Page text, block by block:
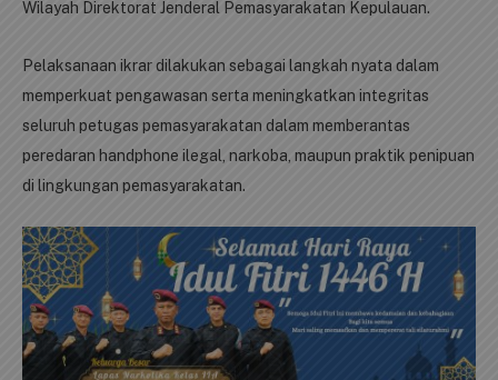
Wilayah Direktorat Jenderal Pemasyarakatan Kepulauan.
Pelaksanaan ikrar dilakukan sebagai langkah nyata dalam
memperkuat pengawasan serta meningkatkan integritas
seluruh petugas pemasyarakatan dalam memberantas
peredaran handphone ilegal, narkoba, maupun praktik penipuan
di lingkungan pemasyarakatan.